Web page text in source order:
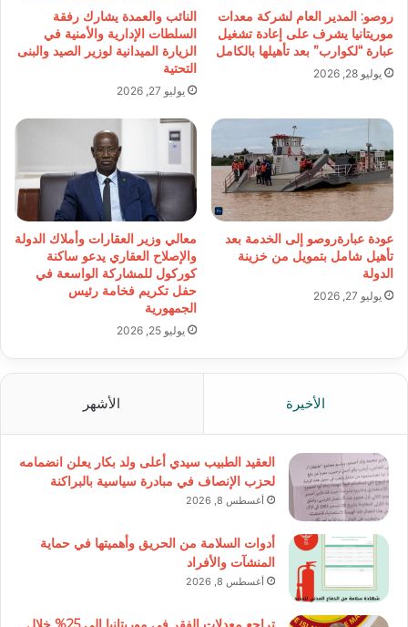
روصو: المدير العام لشركة معدات
موريتانيا يشرف على إعادة تشغيل
عبارة “لكوارب” بعد تأهيلها بالكامل
يوليو 28, 2026
النائب والعمدة يشارك رفقة
السلطات الإدارية والأمنية في
الزيارة الميدانية لوزير الصيد والبنى
التحتية
يوليو 27, 2026
عودة عبارةروصو إلى الخدمة بعد
تأهيل شامل بتمويل من خزينة
الدولة
يوليو 27, 2026
معالي وزير العقارات وأملاك الدولة
والإصلاح العقاري يدعو ساكنة
كوركول للمشاركة الواسعة في
حفل تكريم فخامة رئيس
الجمهورية
يوليو 25, 2026
الأخيرة الأشهر
العقيد الطبيب سيدي أعلى ولد بكار يعلن انضمامه
لحزب الإنصاف في مبادرة سياسية بالبراكنة
أغسطس 8, 2026
أدوات السلامة من الحريق وأهميتها في حماية
المنشآت والأفراد
أغسطس 8, 2026